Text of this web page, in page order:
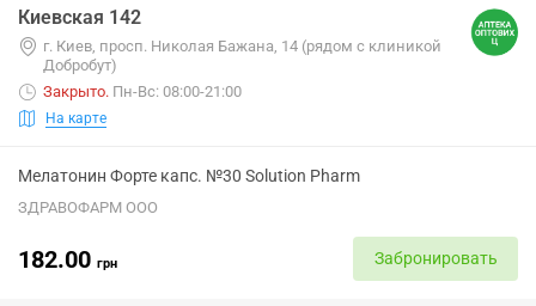
Киевская 142
г. Киев, просп. Николая Бажана, 14 (рядом с клиникой
Добробут)
Закрыто. Пн-Вс: 08:00-21:00
На карте
Мелатонин Форте капс. №30 Solution Pharm
ЗДРАВОФАРМ ООО
182.00 грн Забронировать